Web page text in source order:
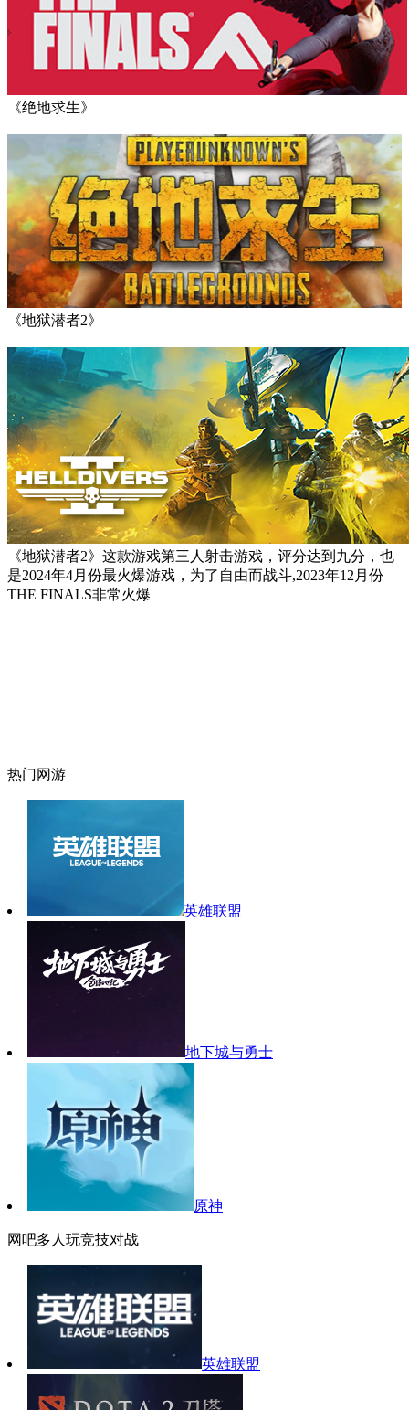
《绝地求生》
《地狱潜者2》
《地狱潜者2》这款游戏第三人射击游戏，评分达到九分，也
是2024年4月份最火爆游戏，为了自由而战斗,2023年12月份
THE FINALS非常火爆
热门网游
英雄联盟
地下城与勇士
原神
网吧多人玩竞技对战
英雄联盟